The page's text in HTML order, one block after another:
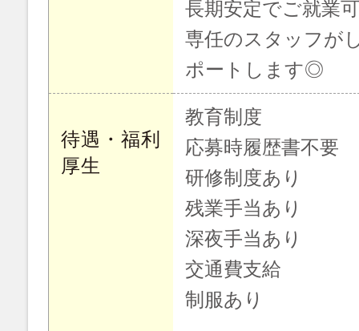
長期安定でご就業
専任のスタッフが
ポートします◎
待遇・福利
厚生
教育制度
応募時履歴書不要
研修制度あり
残業手当あり
深夜手当あり
交通費支給
制服あり